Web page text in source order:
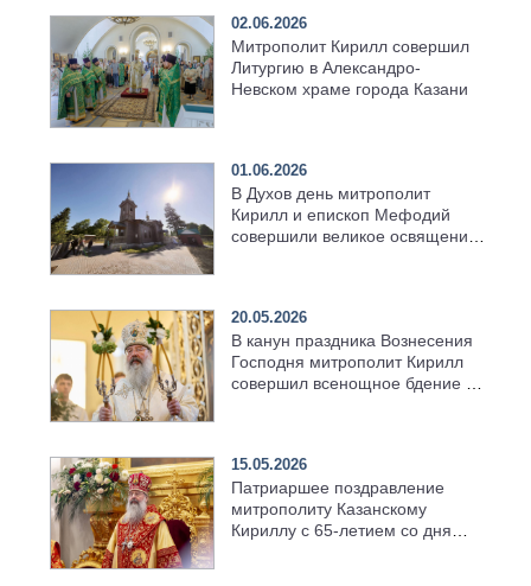
02.06.2026
Митрополит Кирилл совершил
Литургию в Александро-
Невском храме города Казани
01.06.2026
В Духов день митрополит
Кирилл и епископ Мефодий
совершили великое освящение
20.05.2026
В канун праздника Вознесения
Господня митрополит Кирилл
совершил всенощное бдение в
15.05.2026
Патриаршее поздравление
митрополиту Казанскому
Кириллу с 65-летием со дня